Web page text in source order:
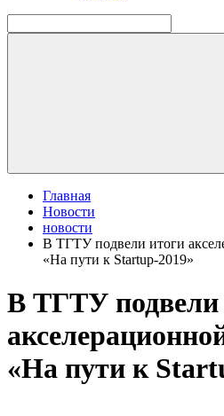
Главная
Новости
новости
В ТГТУ подвели итоги
«На пути к Startup-2019»
В ТГТУ подвели
«На пути к